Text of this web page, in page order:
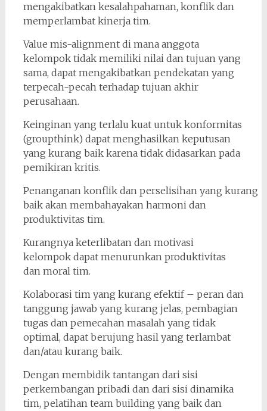
mengakibatkan kesalahpahaman, konflik dan
memperlambat kinerja tim.
Value mis-alignment di mana anggota
kelompok tidak memiliki nilai dan tujuan yang
sama, dapat mengakibatkan pendekatan yang
terpecah-pecah terhadap tujuan akhir
perusahaan.
Keinginan yang terlalu kuat untuk konformitas
(groupthink) dapat menghasilkan keputusan
yang kurang baik karena tidak didasarkan pada
pemikiran kritis.
Penanganan konflik dan perselisihan yang kurang
baik akan membahayakan harmoni dan
produktivitas tim.
Kurangnya keterlibatan dan motivasi
kelompok dapat menurunkan produktivitas
dan moral tim.
Kolaborasi tim yang kurang efektif – peran dan
tanggung jawab yang kurang jelas, pembagian
tugas dan pemecahan masalah yang tidak
optimal, dapat berujung hasil yang terlambat
dan/atau kurang baik.
Dengan membidik tantangan dari sisi
perkembangan pribadi dan dari sisi dinamika
tim, pelatihan team building yang baik dan